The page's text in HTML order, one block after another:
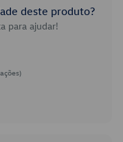
deste produto?
para ajudar!